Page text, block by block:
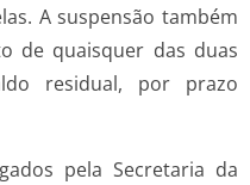
A suspensão também
de quaisquer das duas
residual, por prazo
pela Secretaria da